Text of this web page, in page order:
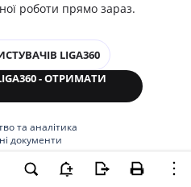
роботи прямо зараз.
LIGA360
- ОТРИМАТИ
та аналітика
документи
та репутація